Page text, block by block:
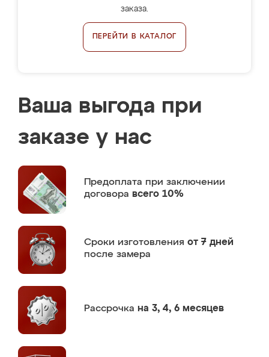
заказа.
ПЕРЕЙТИ В КАТАЛОГ
Ваша выгода при
заказе у нас
Предоплата при заключении
договора всего 10%
Сроки изготовления от 7 дней
после замера
Рассрочка на 3, 4, 6 месяцев